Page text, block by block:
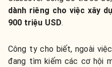
dành riêng cho việc xây
900 triệu USD.
Công ty cho biết, ngoài
đang tìm kiếm các cơ hội